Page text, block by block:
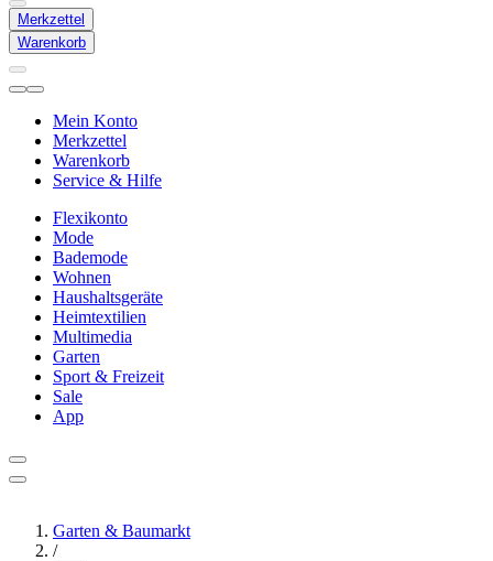
Merkzettel
Warenkorb
Mein Konto
Merkzettel
Warenkorb
Service & Hilfe
Flexikonto
Mode
Bademode
Wohnen
Haushaltsgeräte
Heimtextilien
Multimedia
Garten
Sport & Freizeit
Sale
App
Garten & Baumarkt
/